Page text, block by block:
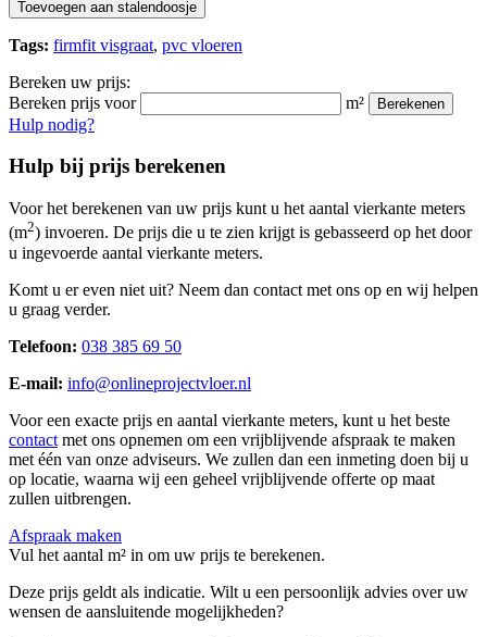
Toevoegen aan stalendoosje
Tags: firmfit visgraat, pvc vloeren
Bereken uw prijs:
Bereken prijs voor
m² Berekenen
Hulp nodig?
Hulp bij prijs berekenen
Voor het berekenen van uw prijs kunt u het aantal vierkante meters
(m2) invoeren. De prijs die u te zien krijgt is gebasseerd op het door
u ingevoerde aantal vierkante meters.
Komt u er even niet uit? Neem dan contact met ons op en wij helpen
u graag verder.
Telefoon: 038 385 69 50
E-mail: info@onlineprojectvloer.nl
Voor een exacte prijs en aantal vierkante meters, kunt u het beste
contact met ons opnemen om een vrijblijvende afspraak te maken
met één van onze adviseurs. We zullen dan een inmeting doen bij u
op locatie, waarna wij een geheel vrijblijvende offerte op maat
zullen uitbrengen.
Afspraak maken
Vul het aantal m² in om uw prijs te berekenen.
Deze prijs geldt als indicatie. Wilt u een persoonlijk advies over uw
wensen de aansluitende mogelijkheden?